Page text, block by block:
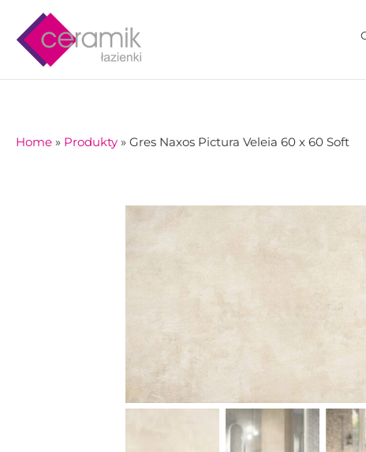
content
Home » Produkty » Gres Naxos Pictura Veleia 60 x 60 Soft